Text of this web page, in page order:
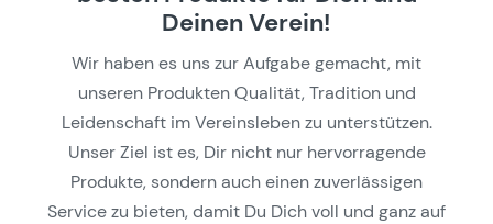
Deinen Verein!
Wir haben es uns zur Aufgabe gemacht, mit
unseren Produkten Qualität, Tradition und
Leidenschaft im Vereinsleben zu unterstützen.
Unser Ziel ist es, Dir nicht nur hervorragende
Produkte, sondern auch einen zuverlässigen
Service zu bieten, damit Du Dich voll und ganz auf